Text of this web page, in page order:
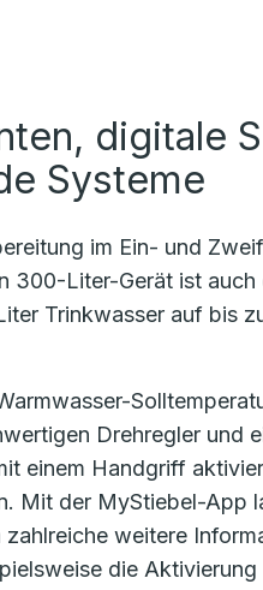
digitale
Systeme
im Ein- und
300-Liter-Gerät ist
Trinkwasser auf bis
Drehregler und
einem Handgriff
Mit der MyStiebel-App
weitere
die